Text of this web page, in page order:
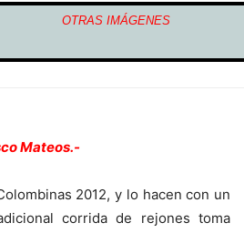
OTRAS IMÁGENES
Mateos.-
2012, y lo hacen con un
corrida de rejones toma